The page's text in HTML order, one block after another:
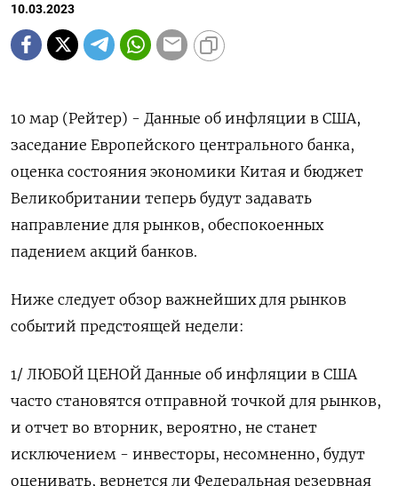
10.03.2023
10 мар (Рейтер) - Данные об инфляции в США,
заседание Европейского центрального банка,
оценка состояния экономики Китая и бюджет
Великобритании теперь будут задавать
направление для рынков, обеспокоенных
падением акций банков.
Ниже следует обзор важнейших для рынков
событий предстоящей недели:
1/ ЛЮБОЙ ЦЕНОЙ Данные об инфляции в США
часто становятся отправной точкой для рынков,
и отчет во вторник, вероятно, не станет
исключением - инвесторы, несомненно, будут
оценивать, вернется ли Федеральная резервная